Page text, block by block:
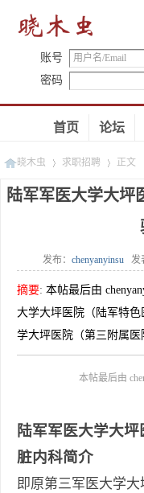
账号
密码
首页 论坛
晓木虫 求职招聘 正文
陆军军医大学大坪
发布： chenyanyinsu 发
摘要: 本帖最后由
大学大坪医院（陆军特
学大坪医院（第三附属
本帖最后由
陆军军医大学大坪
脏内科简介
即原第三军医大学